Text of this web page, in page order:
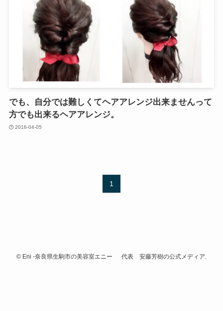
でも、自分では難しくてヘアアレンジ出来ませんって
方でも出来るヘアアレンジ。
2016-04-05
1
© Eni -奈良県生駒市の美容室エニー 代表 安藤芳樹の公式メディア.